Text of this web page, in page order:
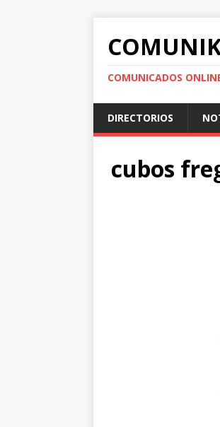
COMUNICADOS
DIRECTORIOS
cubos